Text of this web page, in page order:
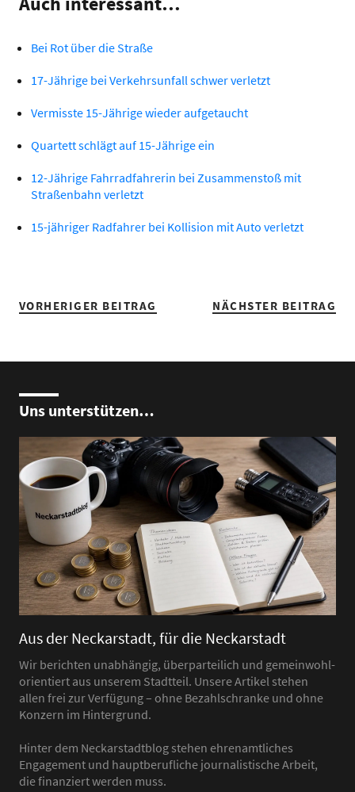
Bei Rot über die Straße
17-Jährige bei Verkehrsunfall schwer verletzt
Vermisste 15-Jährige wieder aufgetaucht
Quartett schlägt auf 15-Jährige ein
12-Jährige Fahrradfahrerin bei Zusammenstoß mit
Straßenbahn verletzt
15-jähriger Radfahrer bei Kollision mit Auto verletzt
VORHERIGER BEITRAG NÄCHSTER BEITRAG
Uns unterstützen…
Aus der Neckarstadt, für die Neckarstadt
Wir berichten unabhängig, überparteilich und gemeinwohl-
orientiert aus unserem Stadtteil. Unsere Artikel stehen
allen frei zur Verfügung – ohne Bezahlschranke und ohne
Konzern im Hintergrund.
Hinter dem Neckarstadtblog stehen ehrenamtliches
Engagement und hauptberufliche journalistische Arbeit,
die finanziert werden muss.